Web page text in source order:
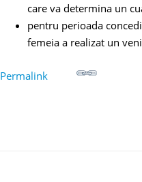
care va determina un
pentru perioada
femeia a realizat un
Permalink